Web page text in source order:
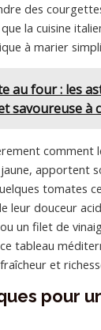
des
la cuisine
à marier
au four : les
savoureuse à
comment
apportent
tomates
leur douceur
un filet de
tableau
et
pour